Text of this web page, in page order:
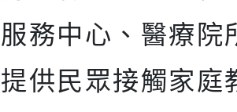
服務中心、醫療院
提供民眾接觸家庭